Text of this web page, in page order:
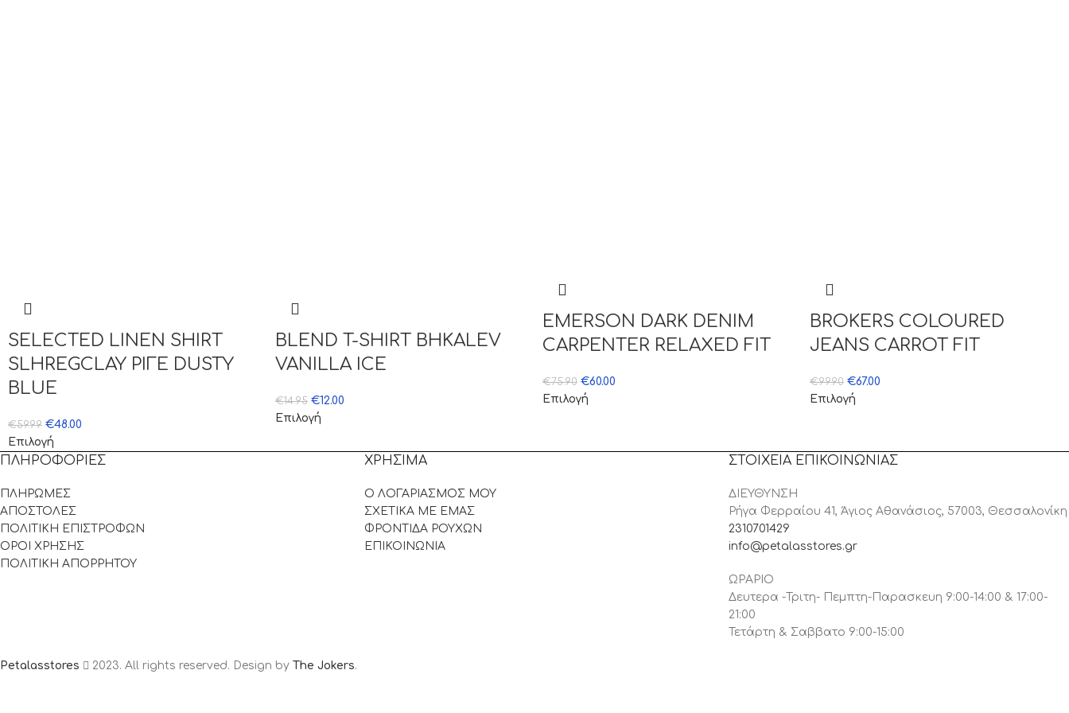
SELECTED LINEN SHIRT
SLHREGCLAY ΡΙΓΕ DUSTY
BLUE
€59.99 €48.00
Επιλογή
BLEND T-SHIRT BHKALEV
VANILLA ICE
€14.95 €12.00
Επιλογή
EMERSON DARK DENIM
CARPENTER RELAXED FIT
€75.90 €60.00
Επιλογή
BROKERS COLOURED
JEANS CARROT FIT
€99.90 €67.00
Επιλογή
ΠΛΗΡΟΦΟΡΙΕΣ
ΠΛΗΡΩΜΕΣ
ΑΠΟΣΤΟΛΕΣ
ΠΟΛΙΤΙΚΗ ΕΠΙΣΤΡΟΦΩΝ
ΟΡΟΙ ΧΡΗΣΗΣ
ΠΟΛΙΤΙΚΗ ΑΠΟΡΡΗΤΟΥ
ΧΡΗΣΙΜΑ
Ο ΛΟΓΑΡΙΑΣΜΟΣ ΜΟΥ
ΣΧΕΤΙΚΑ ΜΕ ΕΜΑΣ
ΦΡΟΝΤΙΔΑ ΡΟΥΧΩΝ
ΕΠΙΚΟΙΝΩΝΙΑ
ΣΤΟΙΧΕΙΑ ΕΠΙΚΟΙΝΩΝΙΑΣ
ΔΙΕΥΘΥΝΣΗ
Ρήγα Φερραίου 41, Άγιος Αθανάσιος, 57003, Θεσσαλονίκη
2310701429
info@petalasstores.gr
ΩΡΑΡΙΟ
Δευτερα -Τριτη- Πεμπτη-Παρασκευη 9:00-14:00 & 17:00-
21:00
Τετάρτη & Σαββατο 9:00-15:00
Petalasstores 2023. All rights reserved. Design by The Jokers.